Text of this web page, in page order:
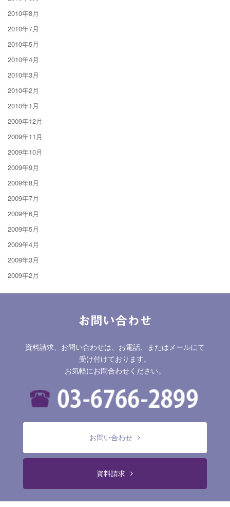
2010年8月
2010年7月
2010年5月
2010年4月
2010年3月
2010年2月
2010年1月
2009年12月
2009年11月
2009年10月
2009年9月
2009年8月
2009年7月
2009年6月
2009年5月
2009年4月
2009年3月
2009年2月
お問い合わせ
資料請求、お問い合わせは、お電話、またはメールにて
受け付けております。
お気軽にお問合わせください。
お問い合わせ
資料請求